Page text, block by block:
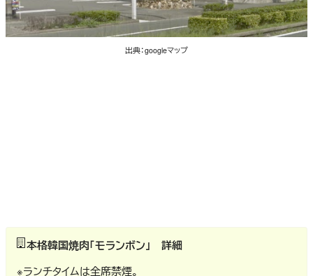
出典：googleマップ
本格韓国焼肉「モランボン」 詳細
※ランチタイムは全席禁煙。